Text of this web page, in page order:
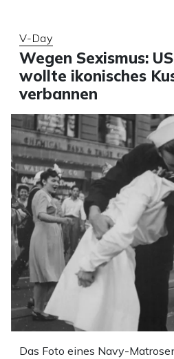
V-Day
Wegen Sexismus:
wollte ikonisches
verbannen
Das Foto eines Navy-